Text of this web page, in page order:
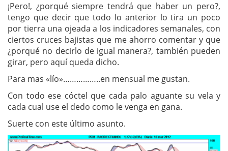
¡Pero!, ¿porqué siempre tendrá que haber un pero?,
tengo que decir que todo lo anterior lo tira un poco
por tierra una ojeada a los indicadores semanales, con
ciertos cruces bajistas que me ahorro comentar y que
¿porqué no decirlo de igual manera?, también pueden
girar, pero aquí queda dicho.
Para mas «lío»……………..en mensual me gustan.
Con todo ese cóctel que cada palo aguante su vela y
cada cual use el dedo como le venga en gana.
Suerte con este último asunto.